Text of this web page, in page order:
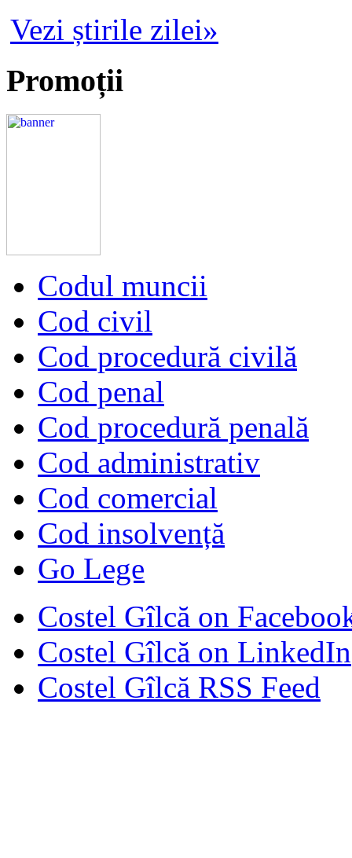
Vezi știrile zilei»
Promoții
Codul muncii
Cod civil
Cod procedură civilă
Cod penal
Cod procedură penală
Cod administrativ
Cod comercial
Cod insolvență
Go Lege
Costel Gîlcă on
Costel Gîlcă on LinkedIn
Costel Gîlcă RSS Feed